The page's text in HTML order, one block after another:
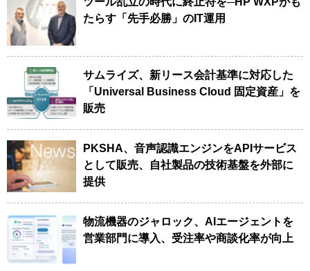
たらす「先手必勝」のIT運用
サムライズ、新リース会計基準に対応した
「Universal Business Cloud 固定資産」を
販売
PKSHA、音声認識エンジンをAPIサービス
として販売、自社製品の技術基盤を外部に
提供
物流機器のジャロック、AIエージェントを
営業部門に導入、受注率や商談化率が向上